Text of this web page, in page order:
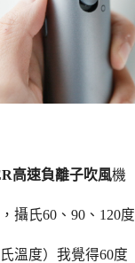
高速負離子吹風機
攝氏60、90、120度
溫度）我覺得60度